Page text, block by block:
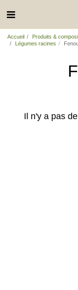
Accueil Produits &
Légumes racines
Il n'y a pas